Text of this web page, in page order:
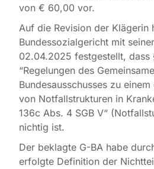
von € 60,00 vor.
Auf die Revision der Klägerin
Bundessozialgericht mit
02.04.2025 festgestellt, dass
“Regelungen des
Bundesausschusses zu
von Notfallstrukturen in
136c Abs. 4 SGB V“
nichtig ist.
Der beklagte G-BA habe
erfolgte Definition der